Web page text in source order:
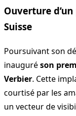
Ouverture
Suisse
Poursuivant son
inauguréson
Verbier. Cette
courtisé par les
un vecteur de